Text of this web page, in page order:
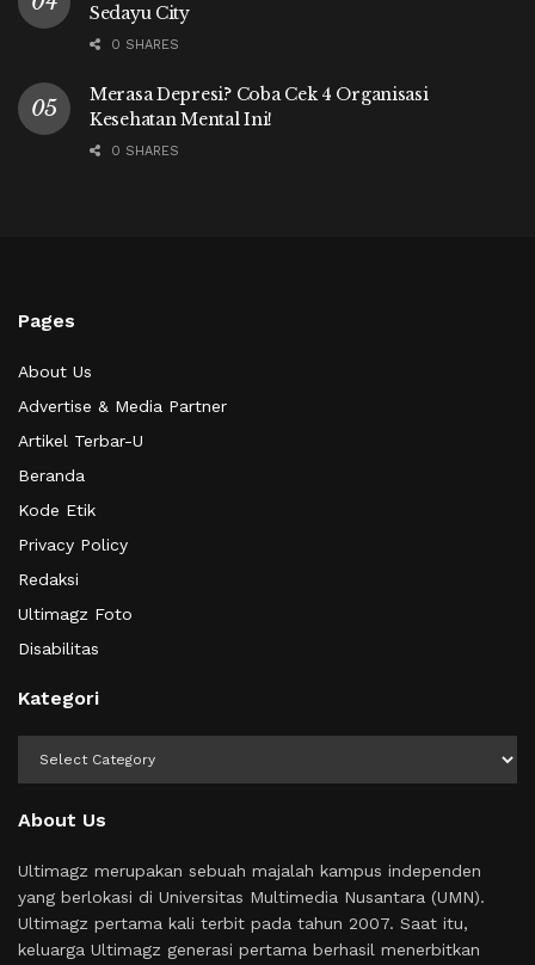
Sedayu City
0 SHARES
Merasa Depresi? Coba Cek 4 Organisasi
Kesehatan Mental Ini!
0 SHARES
Pages
About Us
Advertise & Media Partner
Artikel Terbar-U
Beranda
Kode Etik
Privacy Policy
Redaksi
Ultimagz Foto
Disabilitas
Kategori
About Us
Ultimagz merupakan sebuah majalah kampus independen
yang berlokasi di Universitas Multimedia Nusantara (UMN).
Ultimagz pertama kali terbit pada tahun 2007. Saat itu,
keluarga Ultimagz generasi pertama berhasil menerbitkan